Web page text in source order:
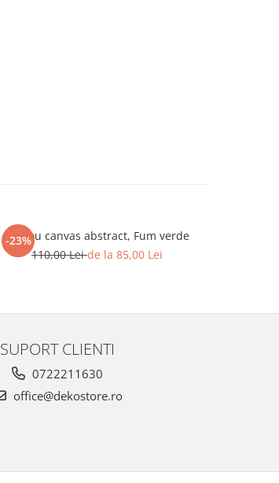
-23%
Tablou canvas abstract, Fum verde
110,00 Leide la 85,00 Lei
SUPORT CLIENTI
0722211630
office@dekostore.ro